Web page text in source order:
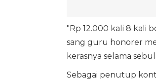
"Rp 12.000 kali 8 kali
sang guru honorer
kerasnya selama
Sebagai penutup